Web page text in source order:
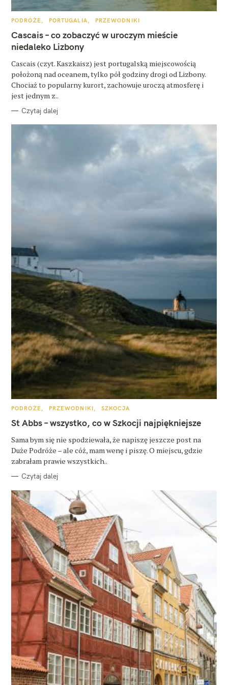
K
T
E
G
O
I
E
PODRÓŻE PORTUGALIA PRZEWODNIKI
Cascais – co zobaczyć w uroczym mieście
niedaleko Lizbony
Cascais (czyt. Kaszkaisz) jest portugalską miejscowością
położoną nad oceanem, tylko pół godziny drogi od Lizbony.
Chociaż to popularny kurort, zachowuje uroczą atmosferę i
jest jednym z..
Czytaj dalej
K
T
E
O
R
I
PODRÓŻE PRZEWODNIKI SZKOCJA
St Abbs – wszystko, co w Szkocji najpiękniejsze
Sama bym się nie spodziewała, że napiszę jeszcze post na
Duże Podróże – ale cóż, mam wenę i piszę. O miejscu, gdzie
zabrałam prawie wszystkich..
Czytaj dalej
k
a
j
: